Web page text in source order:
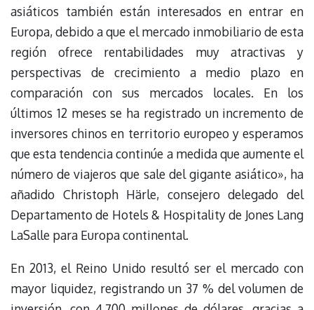
asiáticos también están interesados en entrar en
Europa, debido a que el mercado inmobiliario de esta
región ofrece rentabilidades muy atractivas y
perspectivas de crecimiento a medio plazo en
comparación con sus mercados locales. En los
últimos 12 meses se ha registrado un incremento de
inversores chinos en territorio europeo y esperamos
que esta tendencia continúe a medida que aumente el
número de viajeros que sale del gigante asiático», ha
añadido Christoph Härle, consejero delegado del
Departamento de Hotels & Hospitality de Jones Lang
LaSalle para Europa continental.
En 2013, el Reino Unido resultó ser el mercado con
mayor liquidez, registrando un 37 % del volumen de